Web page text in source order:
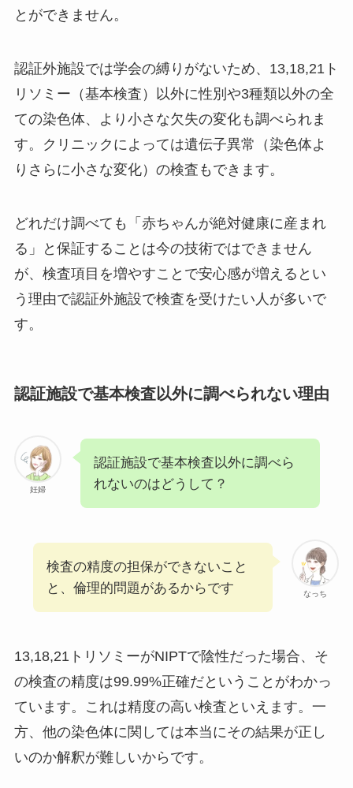
とができません。
認証外施設では学会の縛りがないため、13,18,21ト
リソミー（基本検査）以外に性別や3種類以外の全
ての染色体、より小さな欠失の変化も調べられま
す。クリニックによっては遺伝子異常（染色体よ
りさらに小さな変化）の検査もできます。
どれだけ調べても「赤ちゃんが絶対健康に産まれ
る」と保証することは今の技術ではできません
が、検査項目を増やすことで安心感が増えるとい
う理由で認証外施設で検査を受けたい人が多いで
す。
認証施設で基本検査以外に調べられない理由
妊婦
認証施設で基本検査以外に調べら
れないのはどうして？
なっち
検査の精度の担保ができないこと
と、倫理的問題があるからです
13,18,21トリソミーがNIPTで陰性だった場合、そ
の検査の精度は99.99%正確だということがわかっ
ています。これは精度の高い検査といえます。一
方、他の染色体に関しては本当にその結果が正し
いのか解釈が難しいからです。